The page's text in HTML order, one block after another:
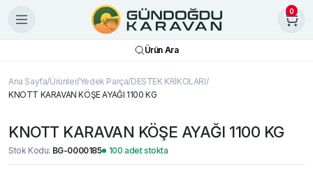
0
Ürün Ara
Ana Sayfa Ürünler Yedek Parça DESTEK KRİKOLARI
KNOTT KARAVAN KÖŞE AYAĞI 1100 KG
KNOTT KARAVAN KÖŞE AYAĞI 1100 KG
Stok Kodu: BG-0000185 100 adet stokta